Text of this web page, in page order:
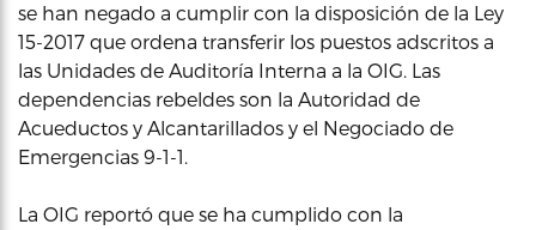
se han negado a cumplir con la disposición de la Ley
15-2017 que ordena transferir los puestos adscritos a
las Unidades de Auditoría Interna a la OIG. Las
dependencias rebeldes son la Autoridad de
Acueductos y Alcantarillados y el Negociado de
Emergencias 9-1-1.
La OIG reportó que se ha cumplido con la